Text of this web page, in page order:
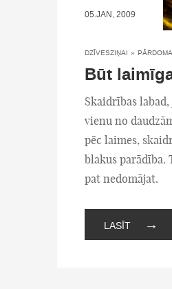
05.JAN, 2009
DZĪVESZIŅAI »
Būt
Skaidrības
vienu no
pēc laimes,
blakus parādība.
pat nedomājat.
LASĪT →